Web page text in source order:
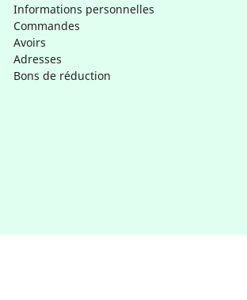
Informations personnelles
Commandes
Avoirs
Adresses
Bons de réduction